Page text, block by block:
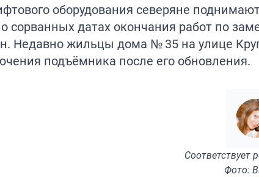
оборудования северяне
сорванных датах окончания работ по
Недавно жильцы дома № 35 на улице
подъёмника после его обновления.
Соответствует
Фото: